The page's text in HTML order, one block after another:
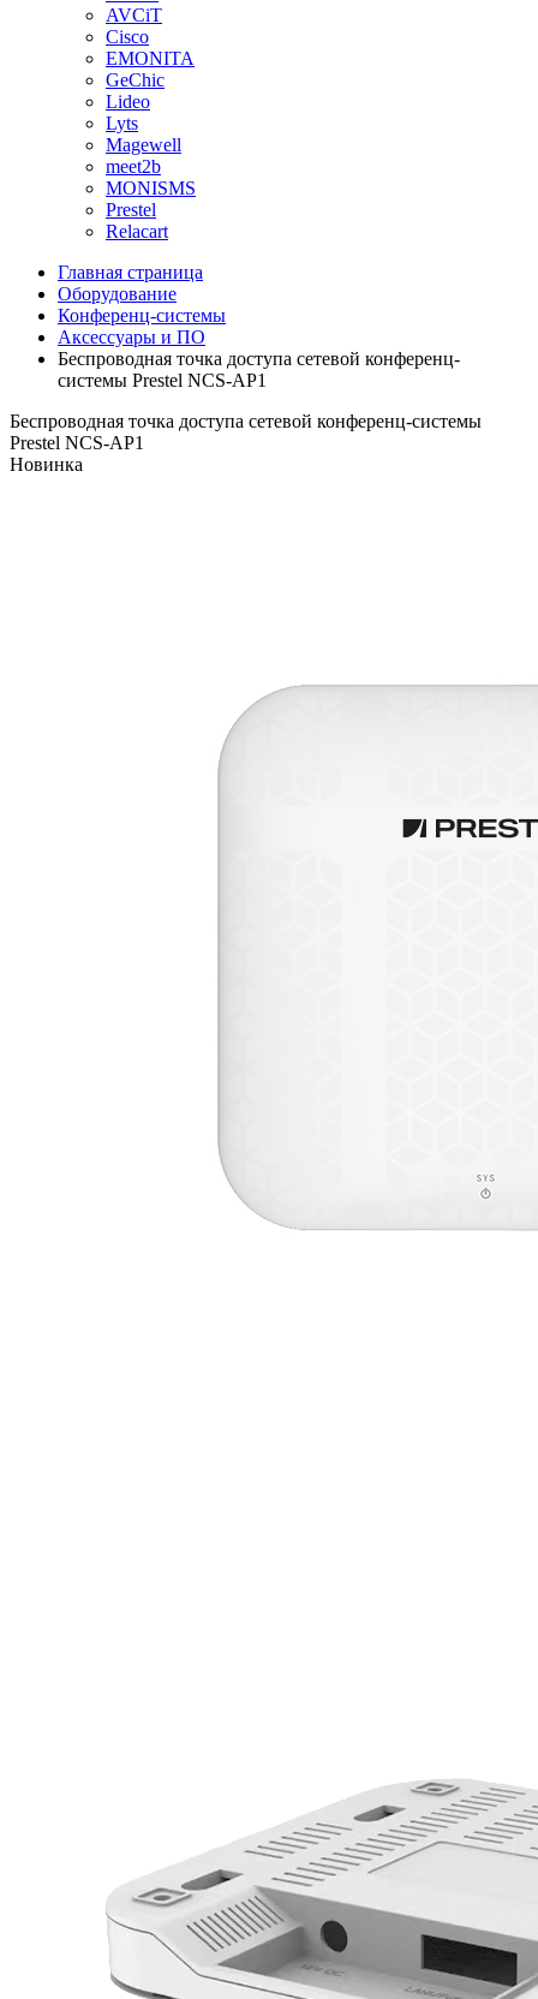
AVCiT
Cisco
EMONITA
GeChic
Lideo
Lyts
Magewell
meet2b
MONISMS
Prestel
Relacart
Главная страница
Оборудование
Конференц-системы
Аксессуары и ПО
Беспроводная точка доступа сетевой конференц-
системы Prestel NCS-AP1
Беспроводная точка доступа сетевой конференц-системы
Prestel NCS-AP1
Новинка